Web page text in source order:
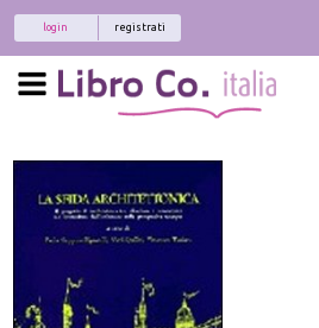
registrati
login